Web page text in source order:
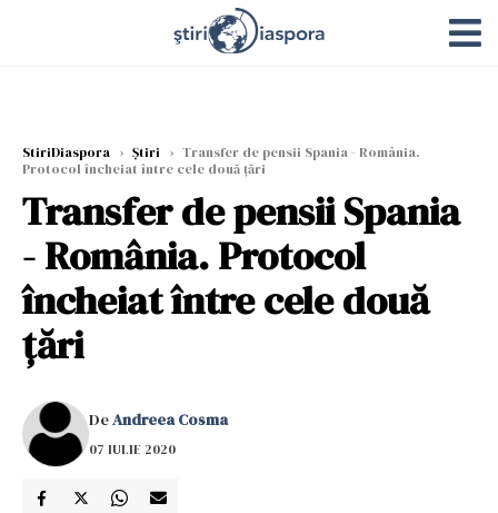
StiriDiaspora › Știri › Transfer de pensii Spania - România.
Protocol încheiat între cele două ţări
Transfer de pensii Spania
- România. Protocol
încheiat între cele două
ţări
DeAndreea Cosma
07 IULIE 2020